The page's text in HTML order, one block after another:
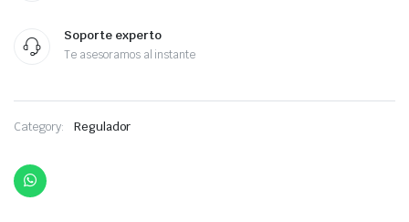
Soporte experto
Te asesoramos al instante
Category: Regulador